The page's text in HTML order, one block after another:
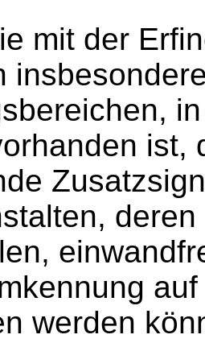
mit der
ist,
werden